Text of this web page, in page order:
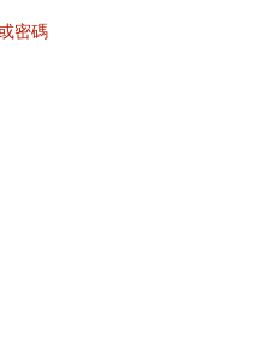
密碼